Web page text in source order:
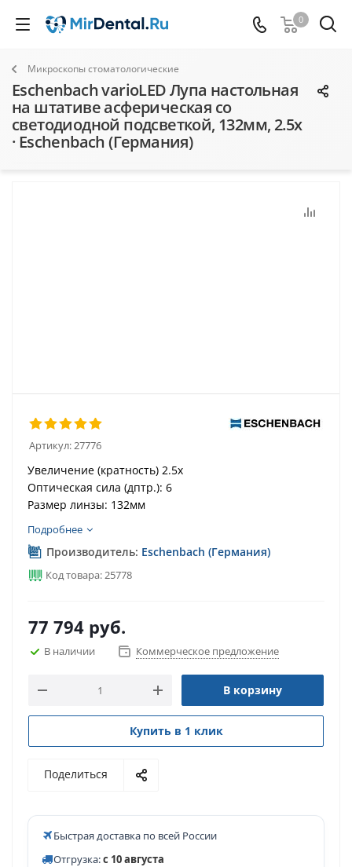
0
Микроскопы стоматологические
Eschenbach varioLED Лупа настольная
на штативе асферическая со
светодиодной подсветкой, 132мм, 2.5х
· Eschenbach (Германия)
Артикул:27776
Увеличение (кратность) 2.5х
Оптическая сила (дптр.): 6
Размер линзы: 132мм
Подробнее
Производитель: Eschenbach (Германия)
Код товара: 25778
77 794 руб.
В наличии Коммерческое предложение
В корзину
Купить в 1 клик
Поделиться
Быстрая доставка по всей России
Отгрузка:с 10 августа